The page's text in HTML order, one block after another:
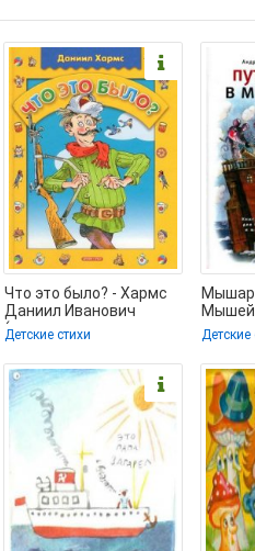
Что это было? - Хармс
Даниил Иванович
(читаемые книги
читать онлайн
бесплатно
Детские стихи
Мышей
(книги
Детские